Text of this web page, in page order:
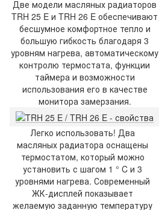
Две модели масляных радиаторов
TRH 25 E и TRH 26 E обеспечивают
бесшумное комфортное тепло и
большую гибкость благодаря 3
уровням нагрева, автоматическому
контролю термостата, функции
таймера и возможности
использования его в качестве
монитора замерзания.
Легко использовать! Два
масляных радиатора оснащены
термостатом, который можно
установить с шагом 1 ° C и 3
уровнями нагрева. Современный
ЖК-дисплей показывает
желаемую заданную температуру